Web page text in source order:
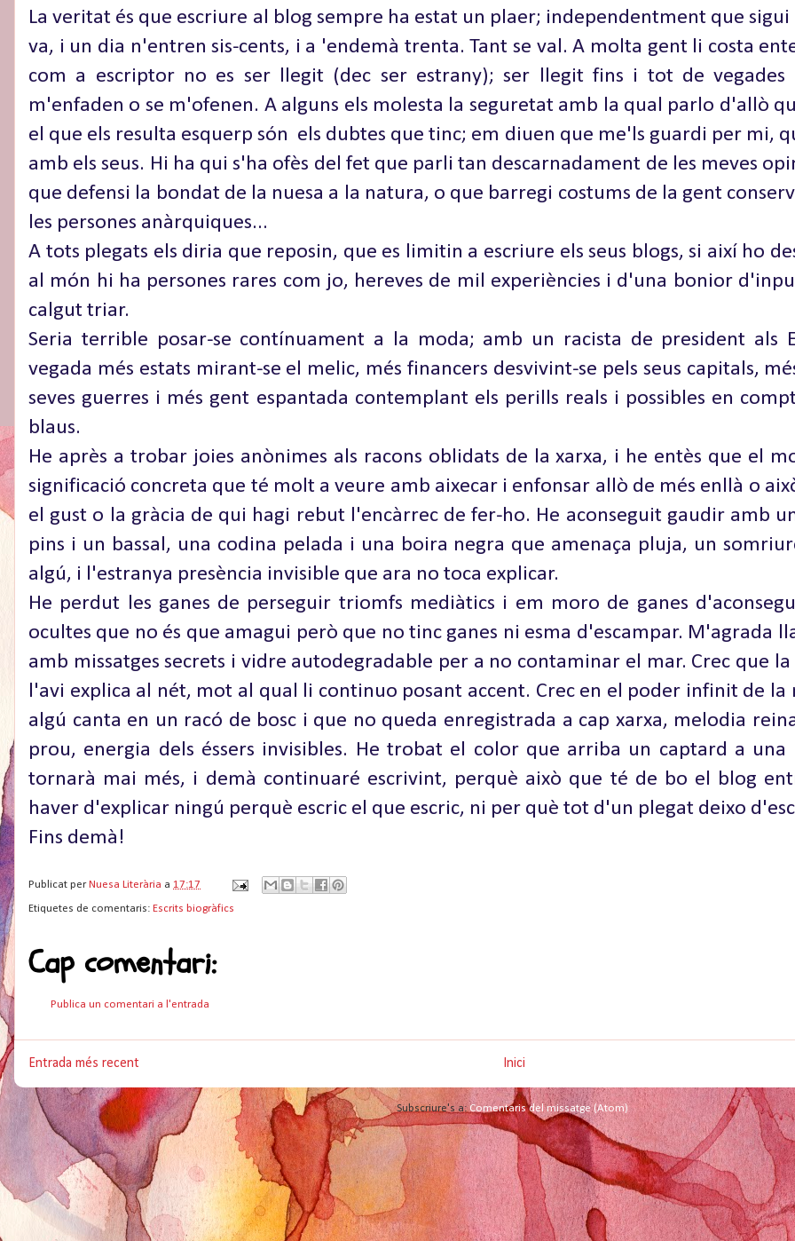
La veritat és que escriure al blog sempre ha estat un plaer; independentment que
va, i un dia n'entren sis-cents, i a 'endemà trenta. Tant se val. A molta gent li costa
com a escriptor no es ser llegit (dec ser estrany); ser llegit fins i tot de vegades
m'enfaden o se m'ofenen. A alguns els molesta la seguretat amb la qual parlo d'allò
el que els resulta esquerp són els dubtes que tinc; em diuen que me'ls guardi per mi,
amb els seus. Hi ha qui s'ha ofès del fet que parli tan descarnadament de les meves
que defensi la bondat de la nuesa a la natura, o que barregi costums de la gent
les persones anàrquiques...
A tots plegats els diria que reposin, que es limitin a escriure els seus blogs, si així ho
al món hi ha persones rares com jo, hereves de mil experiències i d'una bonior
calgut triar.
Seria terrible posar-se contínuament a la moda; amb un racista de president als
vegada més estats mirant-se el melic, més financers desvivint-se pels seus capitals,
seves guerres i més gent espantada contemplant els perills reals i possibles en
blaus.
He après a trobar joies anònimes als racons oblidats de la xarxa, i he entès que el
significació concreta que té molt a veure amb aixecar i enfonsar allò de més enllà o
el gust o la gràcia de qui hagi rebut l'encàrrec de fer-ho. He aconseguit gaudir amb
pins i un bassal, una codina pelada i una boira negra que amenaça pluja, un
algú, i l'estranya presència invisible que ara no toca explicar.
He perdut les ganes de perseguir triomfs mediàtics i em moro de ganes
ocultes que no és que amagui però que no tinc ganes ni esma d'escampar. M'agrada
amb missatges secrets i vidre autodegradable per a no contaminar el mar. Crec que
l'avi explica al nét, mot al qual li continuo posant accent. Crec en el poder infinit de la
algú canta en un racó de bosc i que no queda enregistrada a cap xarxa, melodia
prou, energia dels éssers invisibles. He trobat el color que arriba un captard a
tornarà mai més, i demà continuaré escrivint, perquè això que té de bo el blog
haver d'explicar ningú perquè escric el que escric, ni per què tot d'un plegat deixo
Fins demà!
Publicat per Nuesa Literària a 17:17
Etiquetes de comentaris: Escrits biogràfics
Cap comentari:
Publica un comentari a l'entrada
Entrada més recent Inici
Subscriure's a:Comentaris del missatge (Atom)